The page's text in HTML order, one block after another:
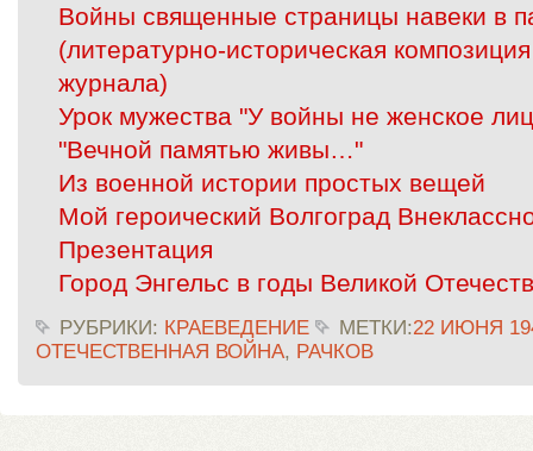
Войны священные страницы навеки в
(литературно-историческая
журнала)
Урок мужества "У войны не женское
"Вечной памятью живы…"
Из военной истории простых вещей
Мой героический Волгоград
Презентация
Город Энгельс в годы Великой
РУБРИКИ: КРАЕВЕДЕНИЕ МЕТКИ:22 ИЮНЯ
ОТЕЧЕСТВЕННАЯ ВОЙНА, РАЧКОВ